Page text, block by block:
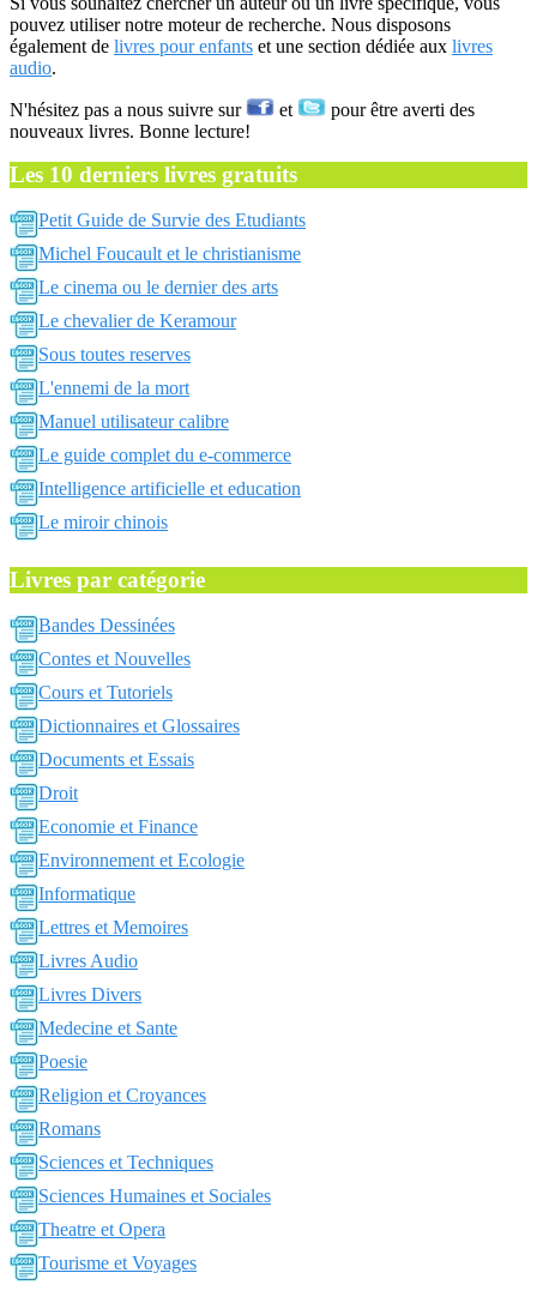
pouvez utiliser notre moteur de recherche. Nous disposons
également de livres pour enfants et une section dédiée aux livres
audio.
N'hésitez pas a nous suivre sur et
pour être averti des
nouveaux livres. Bonne lecture!
Les 10 derniers livres gratuits
Petit Guide de Survie des Etudiants
Michel Foucault et le christianisme
Le cinema ou le dernier des arts
Le chevalier de Keramour
Sous toutes reserves
L'ennemi de la mort
Manuel utilisateur calibre
Le guide complet du e-commerce
Intelligence artificielle et education
Le miroir chinois
Livres par catégorie
Bandes Dessinées
Contes et Nouvelles
Cours et Tutoriels
Dictionnaires et Glossaires
Documents et Essais
Droit
Economie et Finance
Environnement et Ecologie
Informatique
Lettres et Memoires
Livres Audio
Livres Divers
Medecine et Sante
Poesie
Religion et Croyances
Romans
Sciences et Techniques
Sciences Humaines et Sociales
Theatre et Opera
Tourisme et Voyages